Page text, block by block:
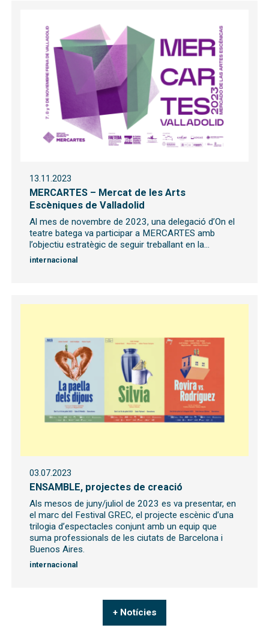
13.11.2023
MERCARTES – Mercat de les Arts
Escèniques de Valladolid
Al mes de novembre de 2023, una delegació d’On el
teatre batega va participar a MERCARTES amb
l’objectiu estratègic de seguir treballant en la...
internacional
03.07.2023
ENSAMBLE, projectes de creació
Als mesos de juny/juliol de 2023 es va presentar, en
el marc del Festival GREC, el projecte escènic d’una
trilogia d’espectacles conjunt amb un equip que
suma professionals de les ciutats de Barcelona i
Buenos Aires.
internacional
+ Notícies